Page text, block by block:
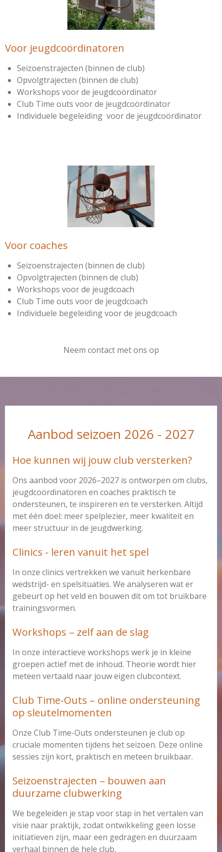
Voor jeugdcoördinatoren
Seizoenstrajecten (binnen de club)
Opvolgtrajecten (binnen de club)
Workshops voor de jeugdcoördinator
Club Time outs voor de jeugdcoördinator
Individuele begeleiding voor de jeugdcoördinator
Voor coaches
Seizoenstrajecten (binnen de club)
Opvolgtrajecten (binnen de club)
Workshops voor de jeugdcoach
Club Time outs voor de jeugdcoach
Individuele begeleiding voor de jeugdcoach
Neem contact met ons op
Aanbod seizoen 2026 - 2027
Hoe kunnen wij jouw club versterken?
Ons aanbod voor 2026–2027 is ontworpen om clubs,
jeugdcoördinatoren en coaches praktisch te
ondersteunen, te inspireren en te versterken. Altijd
met één doel: meer spelplezier, meer kwaliteit en
meer structuur in de jeugdwerking.
Clinics - leren vanuit het spel
In onze clinics vertrekken we vanuit herkenbare
wedstrijd- en spelsituaties. We analyseren wat er
gebeurt op het veld en bouwen dit om tot bruikbare
trainingsvormen.
Workshops – zelf aan de slag
In onze interactieve workshops werk je in kleine
groepen actief met de inhoud. Theorie wordt hier
meteen vertaald naar jouw eigen clubcontext.
Club Time-Outs – online ondersteuning
op sleutelmomenten
Onze Club Time-Outs ondersteunen je club op
cruciale momenten tijdens het seizoen. Deze online
sessies zijn kort, praktisch en meteen bruikbaar.
Seizoenstrajecten – bouwen aan
duurzame clubwerking
We begeleiden je stap voor stap in het vertalen van
visie naar praktijk, zodat ontwikkeling geen losse
initiatieven zijn, maar een gedragen en duurzaam
verhaal binnen de hele club.